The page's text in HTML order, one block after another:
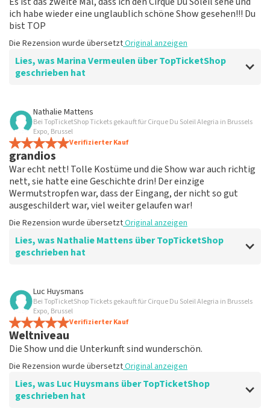
ich habe wieder eine unglaublich schöne Show gesehen!!! Du
bist TOP
Die Rezension wurde übersetztOriginal anzeigen
Lies, was Marina Vermeulen über TopTicketShop
geschrieben hat
Bewertung von Marina Vermeulen über
Am Ende war die Kommunikation in
Ordnung
Der Preis für den Ort ist korrekt
Die Rezension wurde übersetztOriginal anzeigen
Nathalie Mattens
Bei TopTicketShop Tickets gekauft für Cirque Du Soleil Alegria in Brussels
Expo, Brussel
Verifizierter Kauf
grandios
War echt nett! Tolle Kostüme und die Show war auch richtig
nett, sie hatte eine Geschichte drin! Der einzige
Wermutstropfen war, dass der Eingang, der nicht so gut
ausgeschildert war, viel weiter gelaufen war!
Die Rezension wurde übersetztOriginal anzeigen
Lies, was Nathalie Mattens über TopTicketShop
geschrieben hat
Bewertung von Nathalie Mattens über
grandios
Die Rezension wurde übersetzt
Luc Huysmans
Bei TopTicketShop Tickets gekauft für Cirque Du Soleil Alegria in Brussels
Expo, Brussel
Verifizierter Kauf
Weltniveau
Die Show und die Unterkunft sind wunderschön.
Die Rezension wurde übersetztOriginal anzeigen
Lies, was Luc Huysmans über TopTicketShop
geschrieben hat